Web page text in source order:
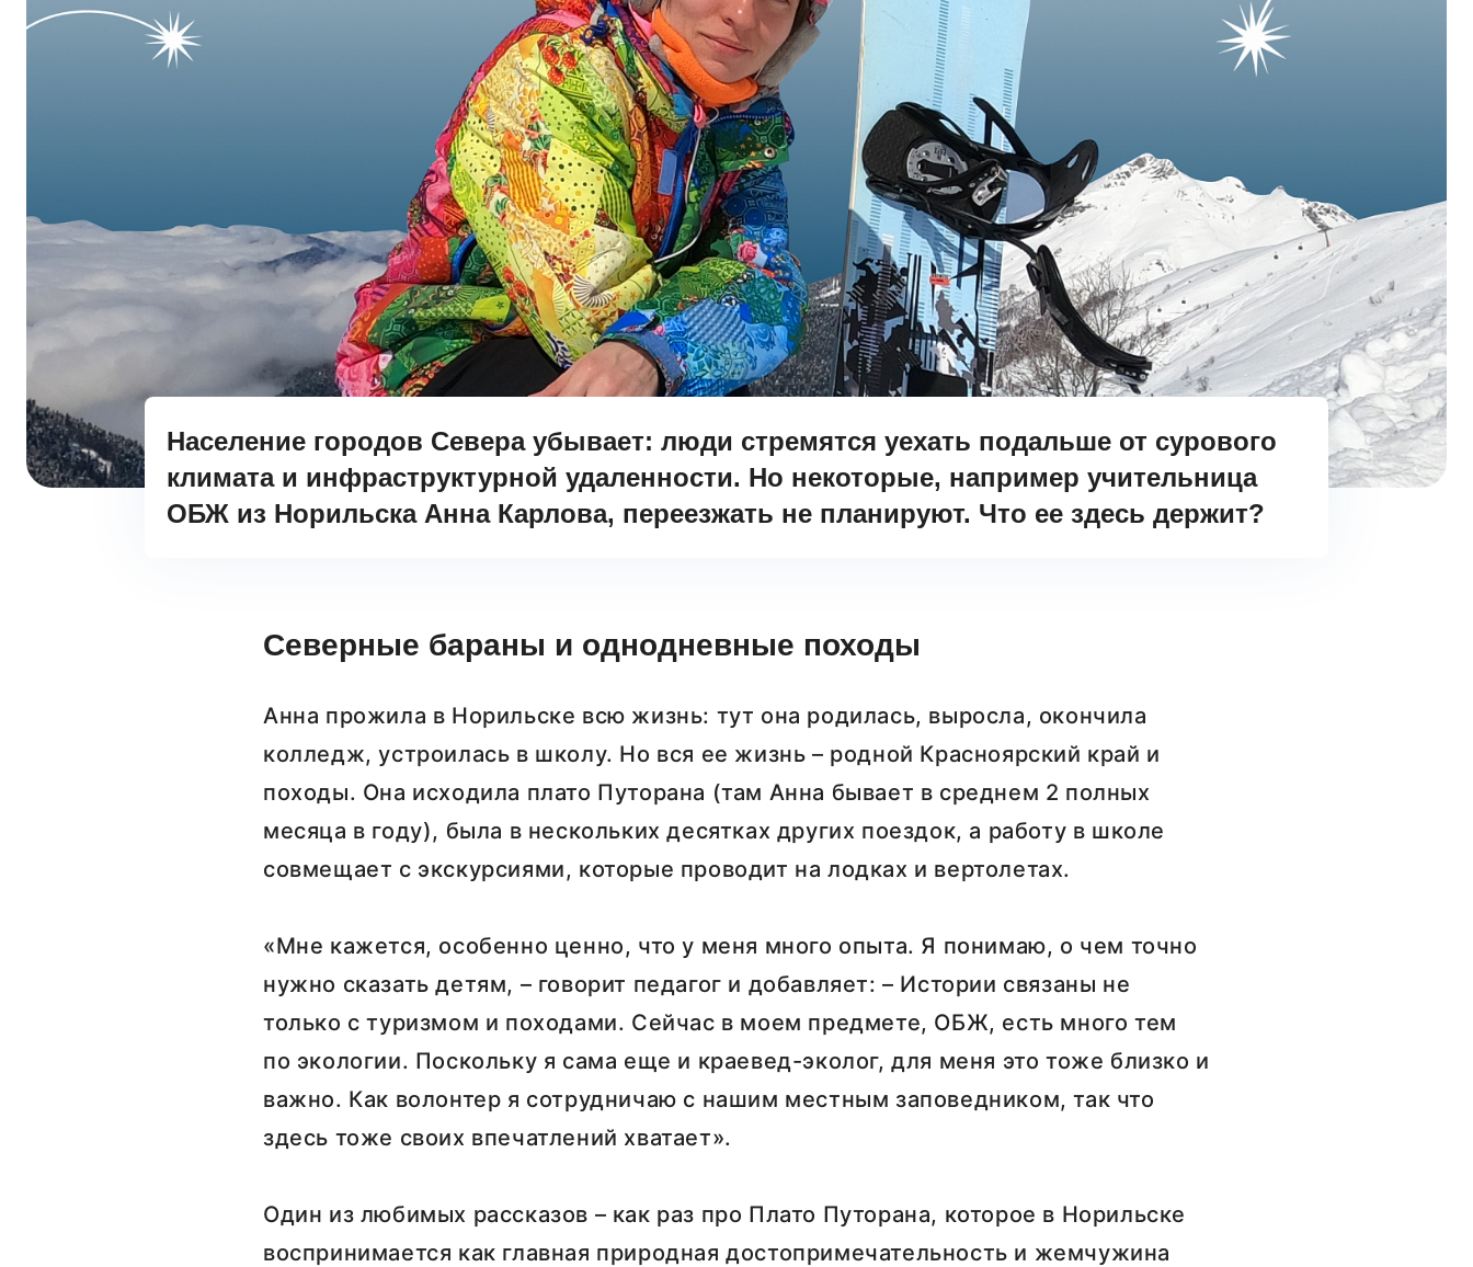
Население городов Севера убывает: люди стремятся уехать подальше от сурового
климата и инфраструктурной удаленности. Но некоторые, например учительница
ОБЖ из Норильска Анна Карлова, переезжать не планируют. Что ее здесь держит?
Северные бараны и однодневные походы
Анна прожила в Норильске всю жизнь: тут она родилась, выросла, окончила
колледж, устроилась в школу. Но вся ее жизнь – родной Красноярский край и
походы. Она исходила плато Путорана (там Анна бывает в среднем 2 полных
месяца в году), была в нескольких десятках других поездок, а работу в школе
совмещает с экскурсиями, которые проводит на лодках и вертолетах.
«Мне кажется, особенно ценно, что у меня много опыта. Я понимаю, о чем точно
нужно сказать детям, – говорит педагог и добавляет: – Истории связаны не
только с туризмом и походами. Сейчас в моем предмете, ОБЖ, есть много тем
по экологии. Поскольку я сама еще и краевед-эколог, для меня это тоже близко и
важно. Как волонтер я сотрудничаю с нашим местным заповедником, так что
здесь тоже своих впечатлений хватает».
Один из любимых рассказов – как раз про Плато Путорана, которое в Норильске
воспринимается как главная природная достопримечательность и жемчужина